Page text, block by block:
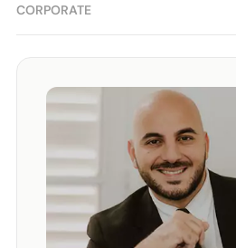
CORPORATE